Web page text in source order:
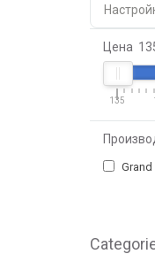
Цена
135
Grand